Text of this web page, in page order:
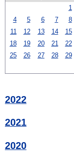
1
4
5 6 7 8
11
12 13 14 15
18
19 20 21 22
25
26 27 28 29
2022
2021
2020